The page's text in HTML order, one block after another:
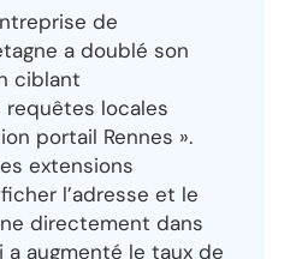
de
a doublé son
ciblant
locales
portail Rennes ».
extensions
l’adresse et le
directement dans
augmenté le taux de